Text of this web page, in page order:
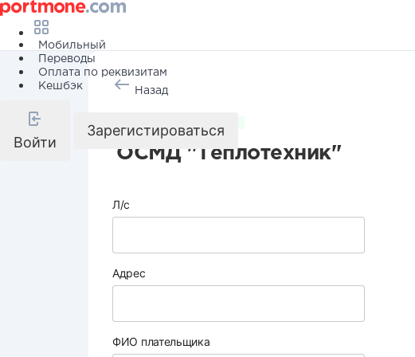
Мобильный
Переводы
Оплата по реквизитам
Кешбэк
Войти
Зарегистироваться
Назад
ОСМД "Теплотехник"
Л/с
Адрес
ФИО плательщика